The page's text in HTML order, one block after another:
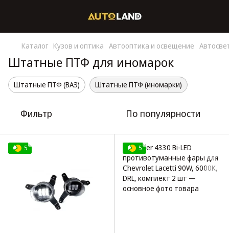
Каталог Кузов и оптика Автооптика и освещение
Штатные ПТФ для иномарок
Штатные ПТФ (ВАЗ) Штатные ПТФ (иномарки)
Фильтр По популярности
5 5